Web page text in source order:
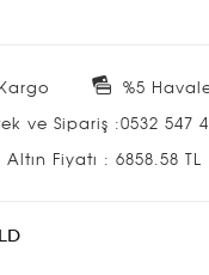
%5
ve Sipariş :0532 547
Altın Fiyatı : 6858.58 TL